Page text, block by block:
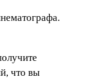
что вы